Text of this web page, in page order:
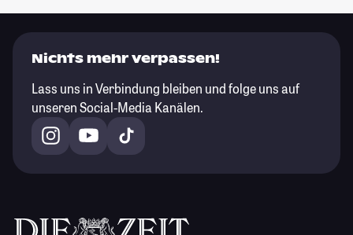
Nichts mehr verpassen!
Lass uns in Verbindung bleiben und folge uns auf
unseren Social-Media Kanälen.